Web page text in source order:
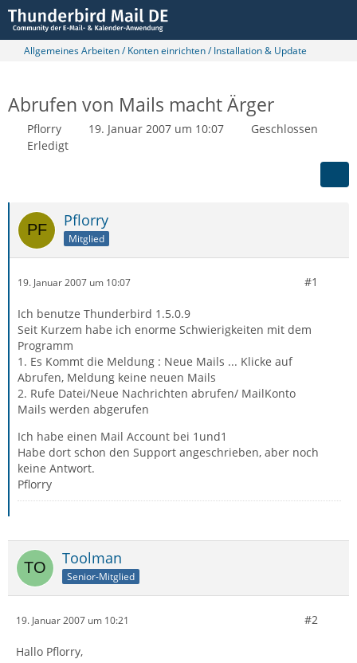
Allgemeines Arbeiten / Konten einrichten / Installation & Update
Abrufen von Mails macht Ärger
Pflorry 19. Januar 2007 um 10:07
Geschlossen
Erledigt
Pflorry
Mitglied
19. Januar 2007 um 10:07 #1
Ich benutze Thunderbird 1.5.0.9
Seit Kurzem habe ich enorme Schwierigkeiten mit dem
Programm
1. Es Kommt die Meldung : Neue Mails ... Klicke auf
Abrufen, Meldung keine neuen Mails
2. Rufe Datei/Neue Nachrichten abrufen/ MailKonto
Mails werden abgerufen
Ich habe einen Mail Account bei 1und1
Habe dort schon den Support angeschrieben, aber noch
keine Antwort.
Pflorry
Toolman
Senior-Mitglied
19. Januar 2007 um 10:21 #2
Hallo Pflorry,